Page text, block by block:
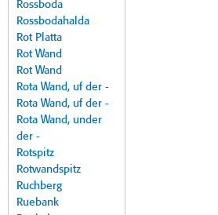
Rossboda
Rossbodahalda
Rot Platta
Rot Wand
Rot Wand
Rota Wand, uf der -
Rota Wand, uf der -
Rota Wand, under
der -
Rotspitz
Rotwandspitz
Ruchberg
Ruebank